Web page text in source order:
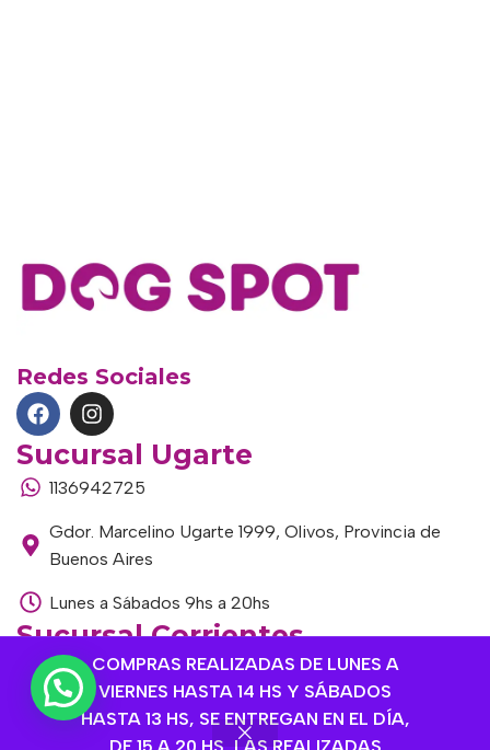
COMPRAS REALIZADAS DE LUNES A
VIERNES HASTA 14 HS Y SÁBADOS
HASTA 13 HS, SE ENTREGAN EN EL DÍA,
Redes Sociales
Sucursal Ugarte
1136942725
Gdor. Marcelino Ugarte 1999, Olivos, Provincia de
Buenos Aires
Lunes a Sábados 9hs a 20hs
Sucursal Corrientes
1145306985
Corrientes 1464, Olivos, Provincia de Buenos Aires